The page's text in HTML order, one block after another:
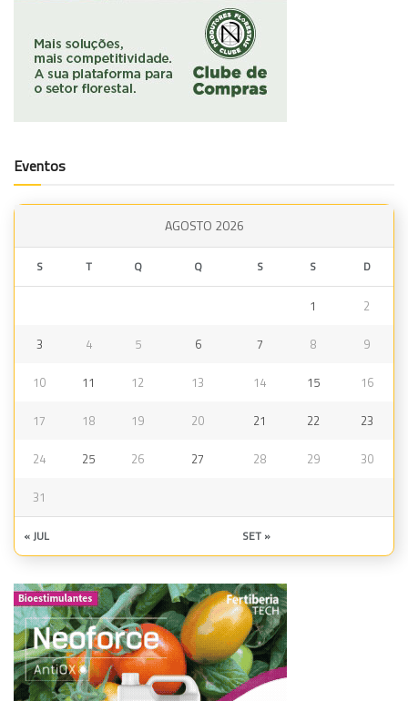
Eventos
AGOSTO 2026
S T Q Q S S D
1 2
3 4 5 6 7 8 9
10 11 12 13 14 15 16
17 18 19 20 21 22 23
24 25 26 27 28 29 30
31
« JUL SET »